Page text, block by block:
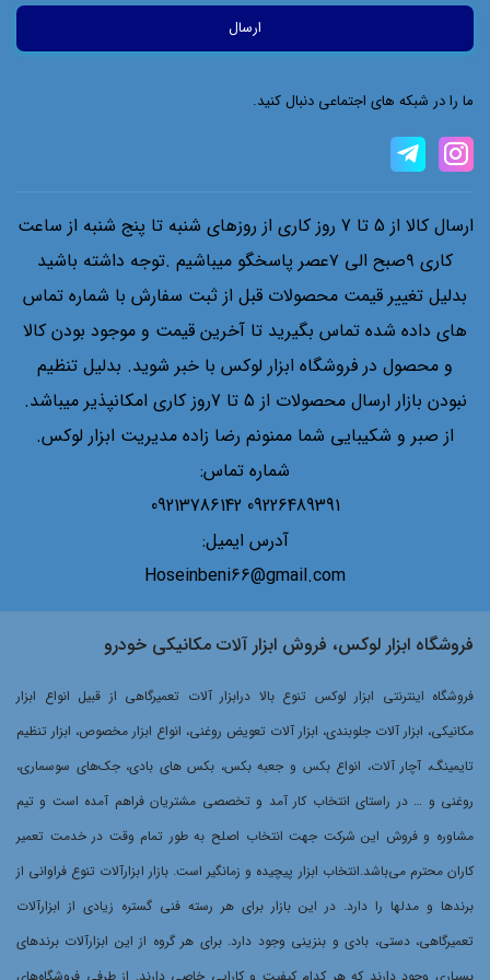
انواع پرس های هیدرولیک از پانزده تن الی پنجاه تن .
انواع لوازم های چرخ های عقب و جلو خودرو ها .
سیستم ترمز شامل ابزار کالیبر ترمز ابزار مخصوص .
تست ضدیخ انواع ابزار های سیستم موتور شامل کمپر سنج موتور ابزار
مخصوص تست ترکیدگی سیلندر .
تست صدا گوشی های عیب یاب موتور کمپرسنج خودرو های سواری و
ابزار های دستی انواع یکسر رینگی دو سر تخت .
دوسر رینگی انواع اچار یکسر جغجغه ابزار های تکی یکسر دو سر تخت و دو
ما را در شبکه های اجتماعی دنبال کنید.
ارسال کالا از 5 تا 7 روز کاری از روزهای شنبه تا پنج شنبه از ساعت
کاری ۹صبح الی ۷عصر پاسخگو میباشیم .توجه داشته باشید
بدلیل تغییر قیمت محصولات قبل از ثبت سفارش با شماره تماس
های داده شده تماس بگیرید تا آخرین قیمت و موجود بودن کالا
و محصول در فروشگاه ابزار لوکس با خبر شوید. بدلیل تنظیم
نبودن بازار ارسال محصولات از 5 تا 7روز کاری امکانپذیر میباشد.
از صبر و شکیبایی شما ممنونم رضا زاده مدیریت ابزار لوکس.
شماره تماس:
09226489391 09213786142
آدرس ایمیل:
Hoseinbeni66@gmail.com
فروشگاه ابزار لوکس، فروش ابزار آلات مکانیکی خودرو
فروشگاه اینترنتی ابزار لوکس تنوع بالا درابزار آلات تعمیرگاهی از قبیل انواع ابزار
مکانیکی، ابزار آلات جلوبندی، ابزار آلات تعویض روغنی، انواع ابزار مخصوص، ابزار تنظیم
تایمینگ، آچار آلات، انواع بکس و جعبه بکس، بکس های بادی، جک‌های سوسماری،
روغنی و … در راستای انتخاب کار آمد و تخصصی مشتریان فراهم آمده است و تیم
مشاوره و فروش این شرکت جهت انتخاب اصلح به طور تمام وقت در خدمت تعمیر
کاران محترم می‌باشد.انتخاب ابزار پیچیده و زمانگیر است. بازار ابزارآلات تنوع فراوانی از
برندها و مدلها را دارد. در این بازار برای هر رسته فنی گستره زیادی از ابزارآلات
تعمیرگاهی، دستی، بادی و بنزینی وجود دارد. برای هر گروه از این ابزارآلات برندهای